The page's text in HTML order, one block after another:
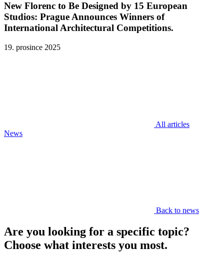
New Florenc to Be Designed by 15 European
Studios: Prague Announces Winners of
International Architectural Competitions.
19. prosince 2025
All articles
News
Back to news
Are you looking for a specific topic?
Choose what interests you most.